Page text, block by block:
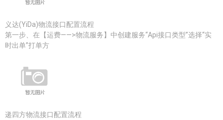
义达(YiDa)物流接口配置流程
第一步、在【运费——>物流服务】中创建服务“Api接口类型”选择“实
时出单”打单方
递四方物流接口配置流程